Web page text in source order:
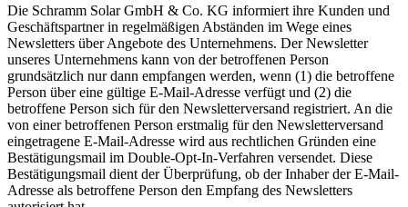
Die Schramm Solar GmbH & Co. KG informiert ihre Kunden und
Geschäftspartner in regelmäßigen Abständen im Wege eines
Newsletters über Angebote des Unternehmens. Der Newsletter
unseres Unternehmens kann von der betroffenen Person
grundsätzlich nur dann empfangen werden, wenn (1) die betroffene
Person über eine gültige E-Mail-Adresse verfügt und (2) die
betroffene Person sich für den Newsletterversand registriert. An die
von einer betroffenen Person erstmalig für den Newsletterversand
eingetragene E-Mail-Adresse wird aus rechtlichen Gründen eine
Bestätigungsmail im Double-Opt-In-Verfahren versendet. Diese
Bestätigungsmail dient der Überprüfung, ob der Inhaber der E-Mail-
Adresse als betroffene Person den Empfang des Newsletters